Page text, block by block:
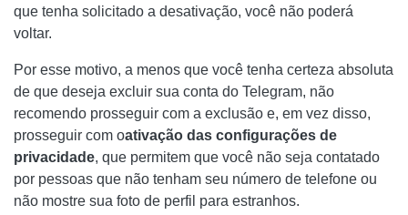
que tenha solicitado a desativação, você não poderá
voltar.
Por esse motivo, a menos que você tenha certeza absoluta
de que deseja excluir sua conta do Telegram, não
recomendo prosseguir com a exclusão e, em vez disso,
prosseguir com oativação das configurações de
privacidade, que permitem que você não seja contatado
por pessoas que não tenham seu número de telefone ou
não mostre sua foto de perfil para estranhos.